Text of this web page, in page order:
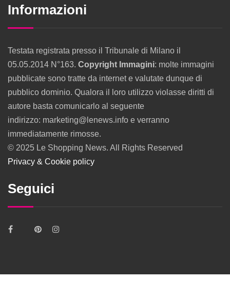
Informazioni
Testata registrata presso il Tribunale di Milano il
05.05.2014 N°163. Copyright Immagini: molte immagini
pubblicate sono tratte da internet e valutate dunque di
pubblico dominio. Qualora il loro utilizzo violasse diritti di
autore basta comunicarlo al seguente
indirizzo: marketing@lenews.info e verranno
immediatamente rimosse.
© 2025 Le Shopping News. All Rights Reserved
Privacy & Cookie policy
Seguici